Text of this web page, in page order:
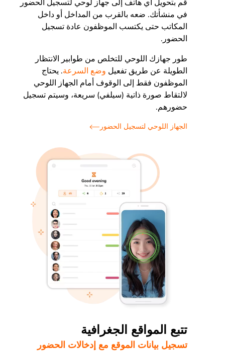
قم بتحويل أي هاتف إلى جهاز لوحي لتسجيل الحضور
في منشأتك. ضعه بالقرب من المداخل أو داخل
المكاتب حتى يكتسب الموظفون عادة تسجيل
الحضور.
طور جهازك اللوحي للتخلص من طوابير الانتظار
الطويلة عن طريق تفعيل وضع السرعة. يحتاج
الموظفون فقط إلى الوقوف أمام الجهاز اللوحي
لالتقاط صورة ذاتية (سيلفي) سريعة، وسيتم تسجيل
حضورهم.
الجهاز اللوحي لتسجيل الحضور
تتبع المواقع الجغرافية
تسجيل بيانات الموقع مع إدخالات الحضور